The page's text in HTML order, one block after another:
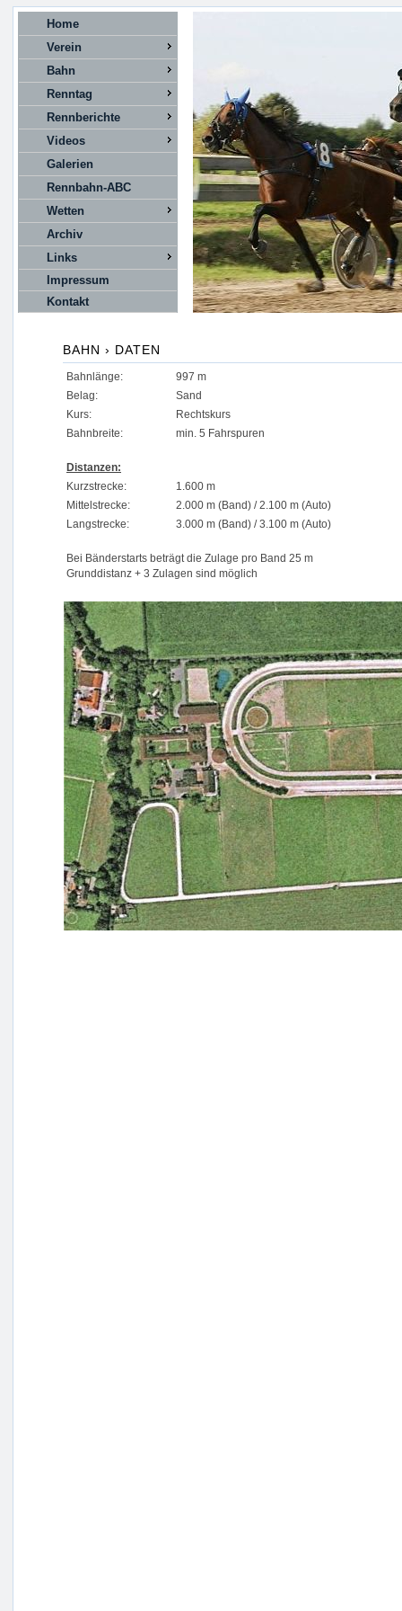
Home
Verein
Bahn
Renntag
Rennberichte
Videos
Galerien
Rennbahn-ABC
Wetten
Archiv
Links
Impressum
Kontakt
BAHN › DATEN
Bahnlänge:
997 m
Belag:
Sand
Kurs:
Rechtskurs
Bahnbreite:
min. 5 Fahrspuren
Distanzen:
Kurzstrecke:
1.600 m
Mittelstrecke:
2.000 m (Band) / 2.100 m (Auto)
Langstrecke:
3.000 m (Band) / 3.100 m (Auto)
Bei Bänderstarts beträgt die Zulage pro Band 25 m
Grunddistanz + 3 Zulagen sind möglich